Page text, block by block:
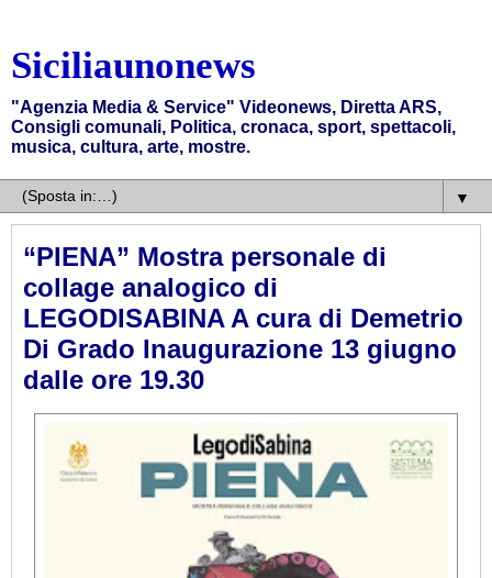
Siciliaunonews
"Agenzia Media & Service" Videonews, Diretta ARS,
Consigli comunali, Politica, cronaca, sport, spettacoli,
musica, cultura, arte, mostre.
▼
“PIENA” Mostra personale di
collage analogico di
LEGODISABINA A cura di Demetrio
Di Grado Inaugurazione 13 giugno
dalle ore 19.30